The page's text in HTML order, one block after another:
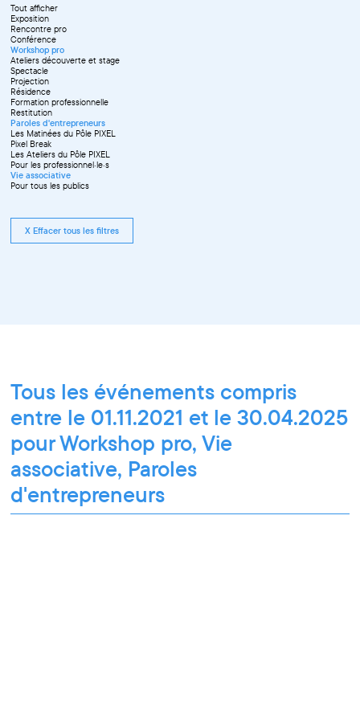
Juin
Septembre
Octobre
Novembre
Tout afficher
Exposition
Rencontre pro
Conférence
Workshop pro
Ateliers découverte et stage
Spectacle
Projection
Résidence
Formation professionnelle
Restitution
Paroles d'entrepreneurs
Les Matinées du Pôle PIXEL
Pixel Break
Les Ateliers du Pôle PIXEL
Pour les professionnel·le·s
Vie associative
Pour tous les publics
X Effacer tous les filtres
Tous les événements compris
entre le 01.11.2021 et le 30.04.2025
pour Workshop pro, Vie
associative, Paroles
d'entrepreneurs